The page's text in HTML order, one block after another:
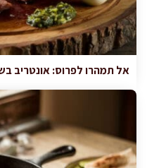
אל תמהרו לפרוס: אונטריב